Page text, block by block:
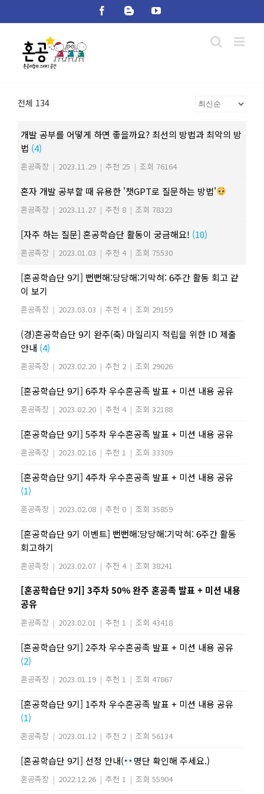
FacebookBloggerYouTube
전체 134
개발 공부를 어떻게 하면 좋을까요? 최선의 방법과 최악의 방
법 (4)
혼공족장 | 2023.11.29 | 추천 25 | 조회 76164
혼자 개발 공부할 때 유용한 '챗GPT로 질문하는 방법'
혼공족장 | 2023.11.27 | 추천 8 | 조회 78323
[자주 하는 질문] 혼공학습단 활동이 궁금해요! (10)
혼공족장 | 2023.01.03 | 추천 4 | 조회 75530
[혼공학습단 9기] 뻔뻔해:당당해:기막혀: 6주간 활동 회고 같
이 보기
혼공족장 | 2023.03.03 | 추천 4 | 조회 29159
(경)혼공학습단 9기 완주(축) 마일리지 적립을 위한 ID 제출
안내 (4)
혼공족장 | 2023.02.20 | 추천 2 | 조회 29026
[혼공학습단 9기] 6주차 우수혼공족 발표 + 미션 내용 공유
혼공족장 | 2023.02.20 | 추천 4 | 조회 32188
[혼공학습단 9기] 5주차 우수혼공족 발표 + 미션 내용 공유
혼공족장 | 2023.02.16 | 추천 1 | 조회 33309
[혼공학습단 9기] 4주차 우수혼공족 발표 + 미션 내용 공유
(1)
혼공족장 | 2023.02.08 | 추천 0 | 조회 35859
[혼공학습단 9기 이벤트] 뻔뻔해:당당해:기막혀: 6주간 활동
회고하기
혼공족장 | 2023.02.07 | 추천 4 | 조회 38241
[혼공학습단 9기] 3주차 50% 완주 혼공족 발표 + 미션 내용
공유
혼공족장 | 2023.02.01 | 추천 1 | 조회 43418
[혼공학습단 9기] 2주차 우수혼공족 발표 + 미션 내용 공유
(2)
혼공족장 | 2023.01.19 | 추천 1 | 조회 47867
[혼공학습단 9기] 1주차 우수혼공족 발표 + 미션 내용 공유
(1)
혼공족장 | 2023.01.12 | 추천 2 | 조회 56134
[혼공학습단 9기] 선정 안내( 명단 확인해 주세요.)
혼공족장 | 2022.12.26 | 추천 1 | 조회 55904